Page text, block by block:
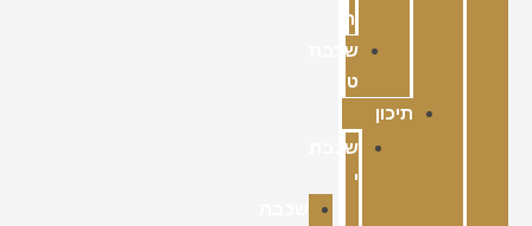
ח
שכבת
ט
תיכון
שכבת
י